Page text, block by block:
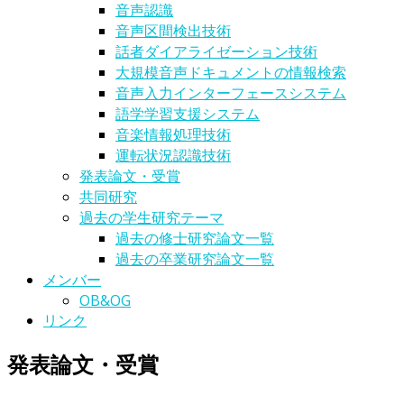
音声認識
音声区間検出技術
話者ダイアライゼーション技術
大規模音声ドキュメントの情報検索
音声入力インターフェースシステム
語学学習支援システム
音楽情報処理技術
運転状況認識技術
発表論文・受賞
共同研究
過去の学生研究テーマ
過去の修士研究論文一覧
過去の卒業研究論文一覧
メンバー
OB&OG
リンク
発表論文・受賞